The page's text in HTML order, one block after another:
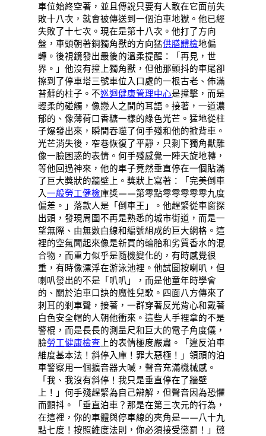
車位始終空著，並且傳說只要有人敢在它面前失
敗十八次，就會被傳送到一個泊車地獄。他已經
失敗了十七次。現在是第十八次。他打了方向
盤，車頭朝著銅獨角獸的方向猛供膳體檢地偏
轉。後視鏡發出最後的溫柔提醒：「再見，世
界。」他沒有撞上獨角獸，但他那顫抖的車尾卻
擦到了停車塔三號車位入口處的一根古老、佈滿
苔蘚的柱子。不巡迴健康管理中心是撞擊，而是
輕柔的碰觸，像戀人之間的耳語。接著，一道濃
郁的、像薄荷口香糖一樣的綠色光芒。猛地從柱
子爆發出來，瞬間吞噬了何手殘和他的掀背車。
光芒消失後，窄巷恢復了平靜，只剩下獨角獸雕
像一臉困惑的表情。何手殘感覺一陣天旋地轉，
等他回過神來，他的車子竟然垂直停在一個貼滿
了巨大獎狀的牆壁上。獎狀上寫著：「完美倒車
入一般勞工健檢庫獎——第零點零零零零零九度
偏差。」落款人是「倒車王」。他趕緊從車窗探
出頭，發現周圍不再是熟悉的城市街道，而是一
望無際、由無數白線和編號組成的巨大網格。這
裡的空氣聞起來像是新買的輪胎和劣質香水的混
合物，而重力似乎是隨機變化的，有時感覺很
重，有時像漂浮在游泳池裡。他試圖按喇叭，但
喇叭發出的不是「叭叭」，而是他童年時學會
的、關於泊車口訣的魔性兒歌。四面八方傳來了
刺耳的剎車聲，接著，一群穿著反光背心和戴著
白色安全帽的人朝他衝來。這些人手裡拿的不是
警棍，而是長長的測量尺和巨大的電子角度儀，
臉勞工健康檢查 上的表情極度嚴肅。「違反泊車
維度基本法！斜停入庫！罪大惡極！」領頭的泊
車警察用一個擴音器大喊，聲音充滿機械感。
「我、我沒有斜停！我只是垂直停在了牆壁
上！」何手殘趕緊為自己辯解，但聲音因為恐懼
而顫抖。「垂直泊車？那是在第三次元的行為，
在這裡，你的車體與停車線的夾角是——八十九
點七度！按照維度法則，你必須接受懲罰！」懲